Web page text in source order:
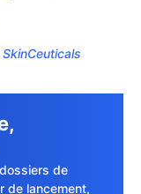
de
de lancement,